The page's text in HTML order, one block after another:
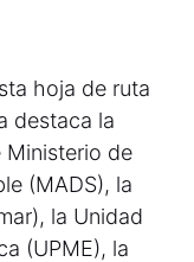
hoja de ruta
destaca la
de
(MADS), la
la Unidad
(UPME), la